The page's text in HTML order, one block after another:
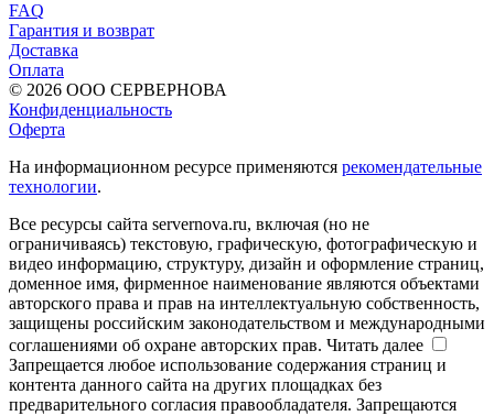
FAQ
Гарантия и возврат
Доставка
Оплата
© 2026 ООО СЕРВЕРНОВА
Конфиденциальность
Оферта
На информационном ресурсе применяются рекомендательные
технологии.
Все ресурсы сайта servernova.ru, включая (но не
ограничиваясь) текстовую, графическую, фотографическую и
видео информацию, структуру, дизайн и оформление страниц,
доменное имя, фирменное наименование являются объектами
авторского права и прав на интеллектуальную собственность,
защищены российским законодательством и международными
соглашениями об охране авторских прав. Читать далее
Запрещается любое использование содержания страниц и
контента данного сайта на других площадках без
предварительного согласия правообладателя. Запрещаются